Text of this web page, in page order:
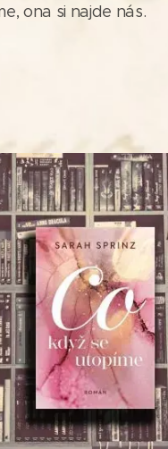
ona si najde nás.